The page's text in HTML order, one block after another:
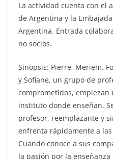
La actividad cuenta con el
de Argentina y la
Argentina. Entrada
no socios.
Sinopsis: Pierre, Meriem,
y Sofiane, un grupo de
comprometidos, empiezan
instituto donde enseñan.
profesor, reemplazante y
enfrenta rápidamente a
Cuando conoce a sus
la pasión por la